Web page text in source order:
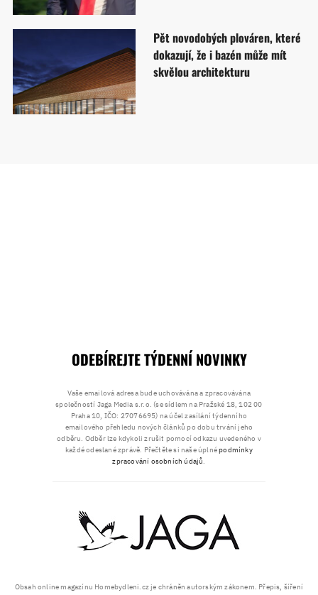
Pět novodobých plováren, které
dokazují, že i bazén může mít
skvělou architekturu
Obsah online magazínu Homebydleni.cz je chráněn autorským zákonem. Přepis, šíření
ODEBÍREJTE TÝDENNÍ NOVINKY
Vaše emailová adresa bude uchovávána a zpracovávána
společností Jaga Media s.r.o. (se sídlem na Pražské 18, 102 00
Praha 10, IČO: 27076695) na účel zasílání týdenního
emailového přehledu nových článků po dobu trvání jeho
odběru. Odběr lze kdykoli zrušit pomocí odkazu uvedeného v
každé odeslané zprávě. Přečtěte si naše úplnépodmínky
zpracování osobních údajů.